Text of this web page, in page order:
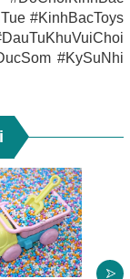
#KinhBacToys
#KySuNhi